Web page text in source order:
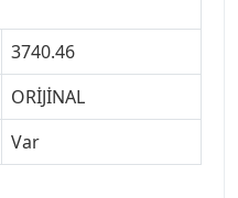
3740.46
ORİJİNAL
Var